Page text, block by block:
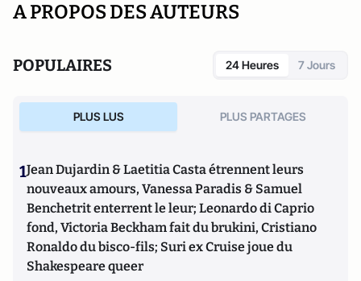
A PROPOS DES AUTEURS
POPULAIRES 24 Heures 7 Jours
PLUS LUS PLUS PARTAGES
1Jean Dujardin & Laetitia Casta étrennent leurs
nouveaux amours, Vanessa Paradis & Samuel
Benchetrit enterrent le leur; Leonardo di Caprio
fond, Victoria Beckham fait du brukini, Cristiano
Ronaldo du bisco-fils; Suri ex Cruise joue du
Shakespeare queer